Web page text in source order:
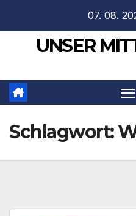
springen
07. 08.
UNSER
Schlagwort: